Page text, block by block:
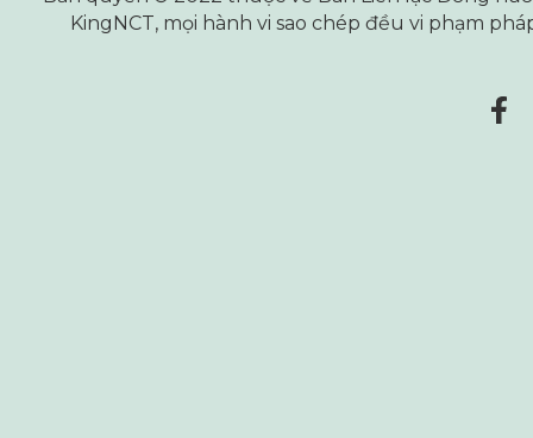
KingNCT, mọi hành vi sao chép đều vi phạm